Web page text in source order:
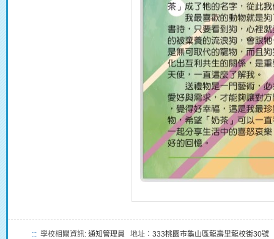
::: 學校相關資訊: 通知管理員 地址： 333桃園市龜山區龍壽里龍校街30號